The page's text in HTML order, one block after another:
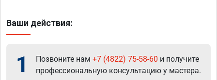
Ваши действия:
1 Позвоните нам +7 (4822) 75-58-60 и получите
профессиональную консультацию у мастера.